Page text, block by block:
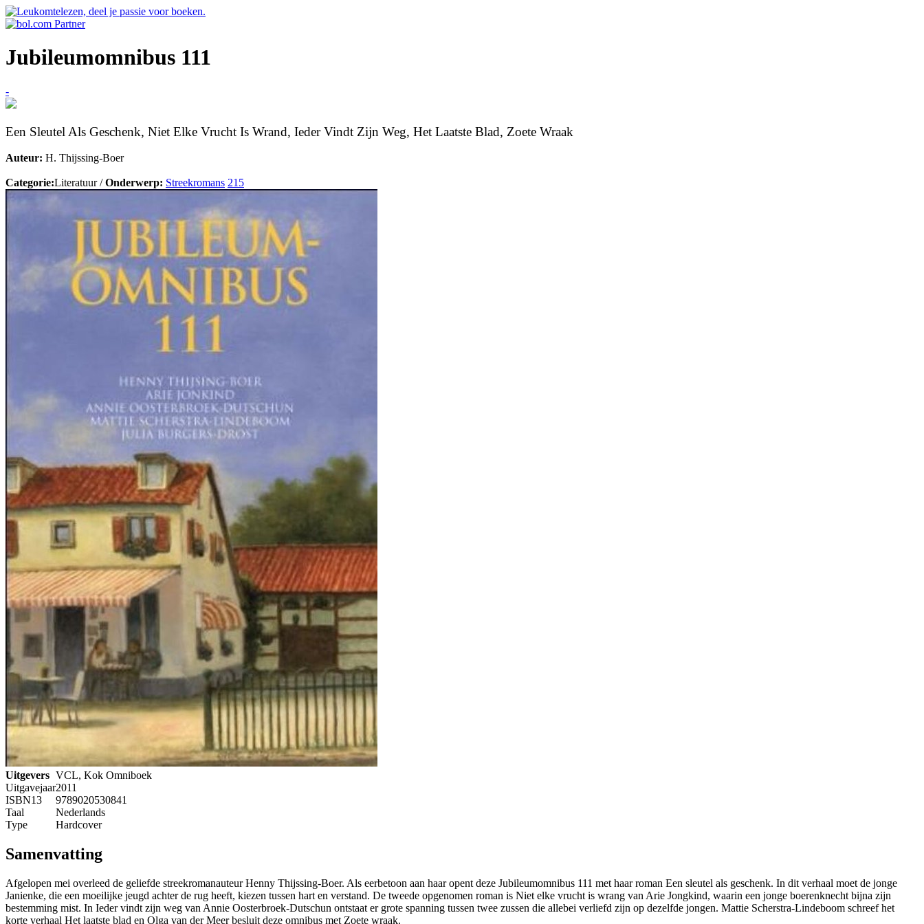
Jubileumomnibus 111
-
Een Sleutel Als Geschenk, Niet Elke Vrucht Is Wrand, Ieder Vindt Zijn Weg, Het Laatste Blad, Zoete Wraak
Auteur: H. Thijssing-Boer
Categorie:Literatuur /Onderwerp: Streekromans 215
Uitgevers VCL, Kok Omniboek
Uitgavejaar2011
ISBN13
9789020530841
Taal
Nederlands
Type
Hardcover
Samenvatting
Afgelopen mei overleed de geliefde streekromanauteur Henny Thijssing-Boer. Als eerbetoon aan haar opent deze Jubileumomnibus 111 met haar roman Een sleutel als geschenk. In dit verhaal moet de jonge
Janienke, die een moeilijke jeugd achter de rug heeft, kiezen tussen hart en verstand. De tweede opgenomen roman is Niet elke vrucht is wrang van Arie Jongkind, waarin een jonge boerenknecht bijna zijn
bestemming mist. In Ieder vindt zijn weg van Annie Oosterbroek-Dutschun ontstaat er grote spanning tussen twee zussen die allebei verliefd zijn op dezelfde jongen. Mattie Scherstra-Lindeboom schreef het
korte verhaal Het laatste blad en Olga van der Meer besluit deze omnibus met Zoete wraak.